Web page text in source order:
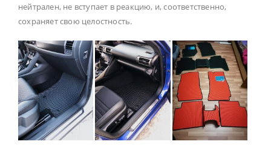
нейтрален, не вступает в реакцию, и, соответственно,
сохраняет свою целостность.